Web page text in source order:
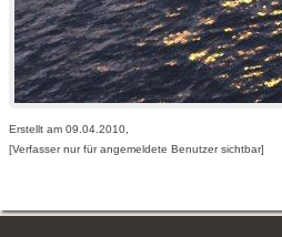
Erstellt am 09.04.2010,
[Verfasser nur für angemeldete Benutzer sichtbar]